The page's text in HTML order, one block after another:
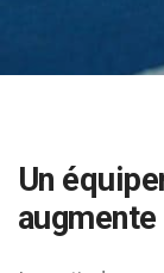
Un
augmente